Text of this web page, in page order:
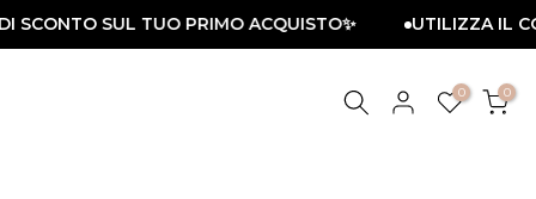
SUL TUO PRIMO ACQUISTO✨ UTILIZZA IL
0 0